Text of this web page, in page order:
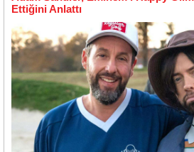
Ettiğini Anlattı